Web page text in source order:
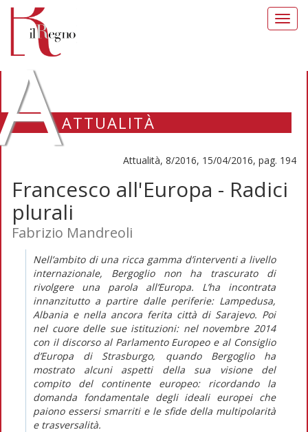
ATTUALITÀ
Attualità, 8/2016, 15/04/2016, pag. 194
Francesco all'Europa - Radici
plurali
Fabrizio Mandreoli
Nell’ambito di una ricca gamma d’interventi a livello
internazionale, Bergoglio non ha trascurato di
rivolgere una parola all’Europa. L’ha incontrata
innanzitutto a partire dalle periferie: Lampedusa,
Albania e nella ancora ferita città di Sarajevo. Poi
nel cuore delle sue istituzioni: nel novembre 2014
con il discorso al Parlamento Europeo e al Consiglio
d’Europa di Strasburgo, quando Bergoglio ha
mostrato alcuni aspetti della sua visione del
compito del continente europeo: ricordando la
domanda fondamentale degli ideali europei che
paiono essersi smarriti e le sfide della multipolarità
e trasversalità.